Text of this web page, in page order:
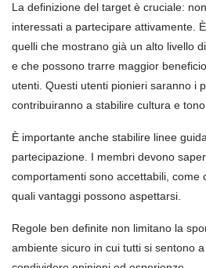
La definizione del target è cruciale:
interessati a partecipare attivamente.
quelli che mostrano già un alto livello
e che possono trarre maggior
utenti. Questi utenti pionieri saranno i
contribuiranno a stabilire cultura e
È importante anche stabilire linee
partecipazione. I membri devono
comportamenti sono accettabili, come
quali vantaggi possono aspettarsi.
Regole ben definite non limitano la
ambiente sicuro in cui tutti si sentono